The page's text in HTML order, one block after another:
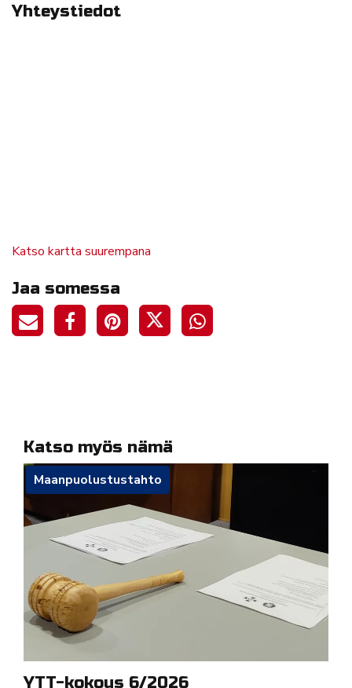
Yhteystiedot
Katso kartta suurempana
Jaa somessa
Katso myös nämä
Maanpuolustustahto
YTT-kokous 6/2026